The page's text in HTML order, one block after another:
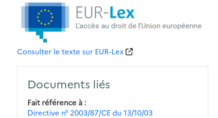
Consulter le texte sur EUR-Lex
Documents liés
Fait référence à
Directive n° 2003/87/CE du 13/10/03